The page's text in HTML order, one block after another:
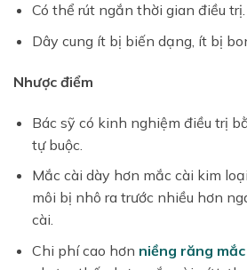
Có thể rút ngắn thời gian điều trị.
Dây cung ít bị biến dạng, ít bị
Nhược điểm
Bác sỹ có kinh nghiệm điều trị
tự buộc.
Mắc cài dày hơn mắc cài kim
môi bị nhô ra trước nhiều hơn
cài.
Chi phí cao hơn niềng răng